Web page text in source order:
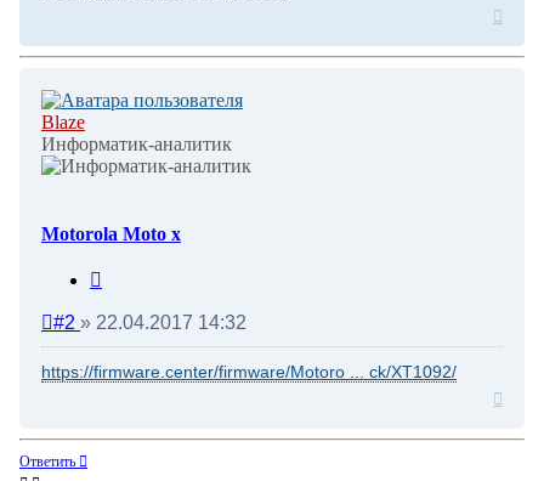
к
Blaze
Информатик-аналитик
Motorola Moto x
Непрочитанное
сообщение
#2 » 22.04.2017 14:32
https://firmware.center/firmware/Motoro ... ck/XT1092/
к
Ответить